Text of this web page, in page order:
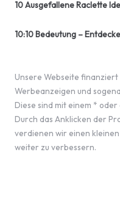
10 Ausgefallene Raclette
10:10 Bedeutung –
Unsere Webseite
Werbeanzeigen und
Diese sind mit einem *
Durch das Anklicken der
verdienen wir einen
weiter zu verbessern.